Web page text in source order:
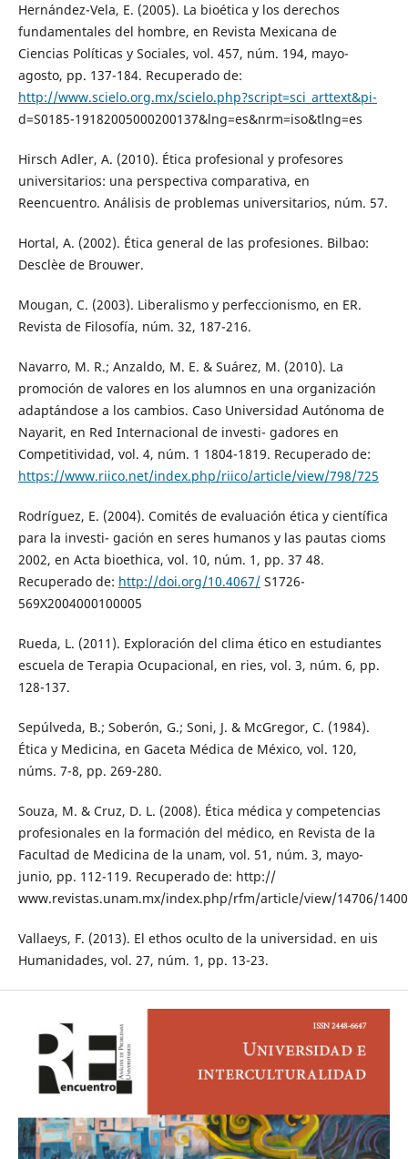
Hernández-Vela, E. (2005). La bioética y los derechos
fundamentales del hombre, en Revista Mexicana de
Ciencias Políticas y Sociales, vol. 457, núm. 194, mayo-
agosto, pp. 137-184. Recuperado de:
http://www.scielo.org.mx/scielo.php?script=sci_arttext&pi-
d=S0185-19182005000200137&lng=es&nrm=iso&tlng=es
Hirsch Adler, A. (2010). Ética profesional y profesores
universitarios: una perspectiva comparativa, en
Reencuentro. Análisis de problemas universitarios, núm. 57.
Hortal, A. (2002). Ética general de las profesiones. Bilbao:
Desclèe de Brouwer.
Mougan, C. (2003). Liberalismo y perfeccionismo, en ER.
Revista de Filosofía, núm. 32, 187-216.
Navarro, M. R.; Anzaldo, M. E. & Suárez, M. (2010). La
promoción de valores en los alumnos en una organización
adaptándose a los cambios. Caso Universidad Autónoma de
Nayarit, en Red Internacional de investi- gadores en
Competitividad, vol. 4, núm. 1 1804-1819. Recuperado de:
https://www.riico.net/index.php/riico/article/view/798/725
Rodríguez, E. (2004). Comités de evaluación ética y científica
para la investi- gación en seres humanos y las pautas cioms
2002, en Acta bioethica, vol. 10, núm. 1, pp. 37 48.
Recuperado de: http://doi.org/10.4067/S1726-
569X2004000100005
Rueda, L. (2011). Exploración del clima ético en estudiantes
escuela de Terapia Ocupacional, en ries, vol. 3, núm. 6, pp.
128-137.
Sepúlveda, B.; Soberón, G.; Soni, J. & McGregor, C. (1984).
Ética y Medicina, en Gaceta Médica de México, vol. 120,
núms. 7-8, pp. 269-280.
Souza, M. & Cruz, D. L. (2008). Ética médica y competencias
profesionales en la formación del médico, en Revista de la
Facultad de Medicina de la unam, vol. 51, núm. 3, mayo-
junio, pp. 112-119. Recuperado de: http://
www.revistas.unam.mx/index.php/rfm/article/view/14706/
Vallaeys, F. (2013). El ethos oculto de la universidad. en uis
Humanidades, vol. 27, núm. 1, pp. 13-23.